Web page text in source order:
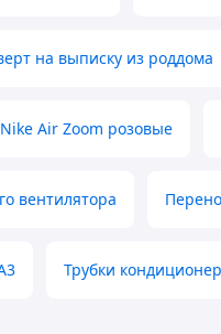
на выписку из роддома
Air Zoom розовые
вентилятора
Трубки